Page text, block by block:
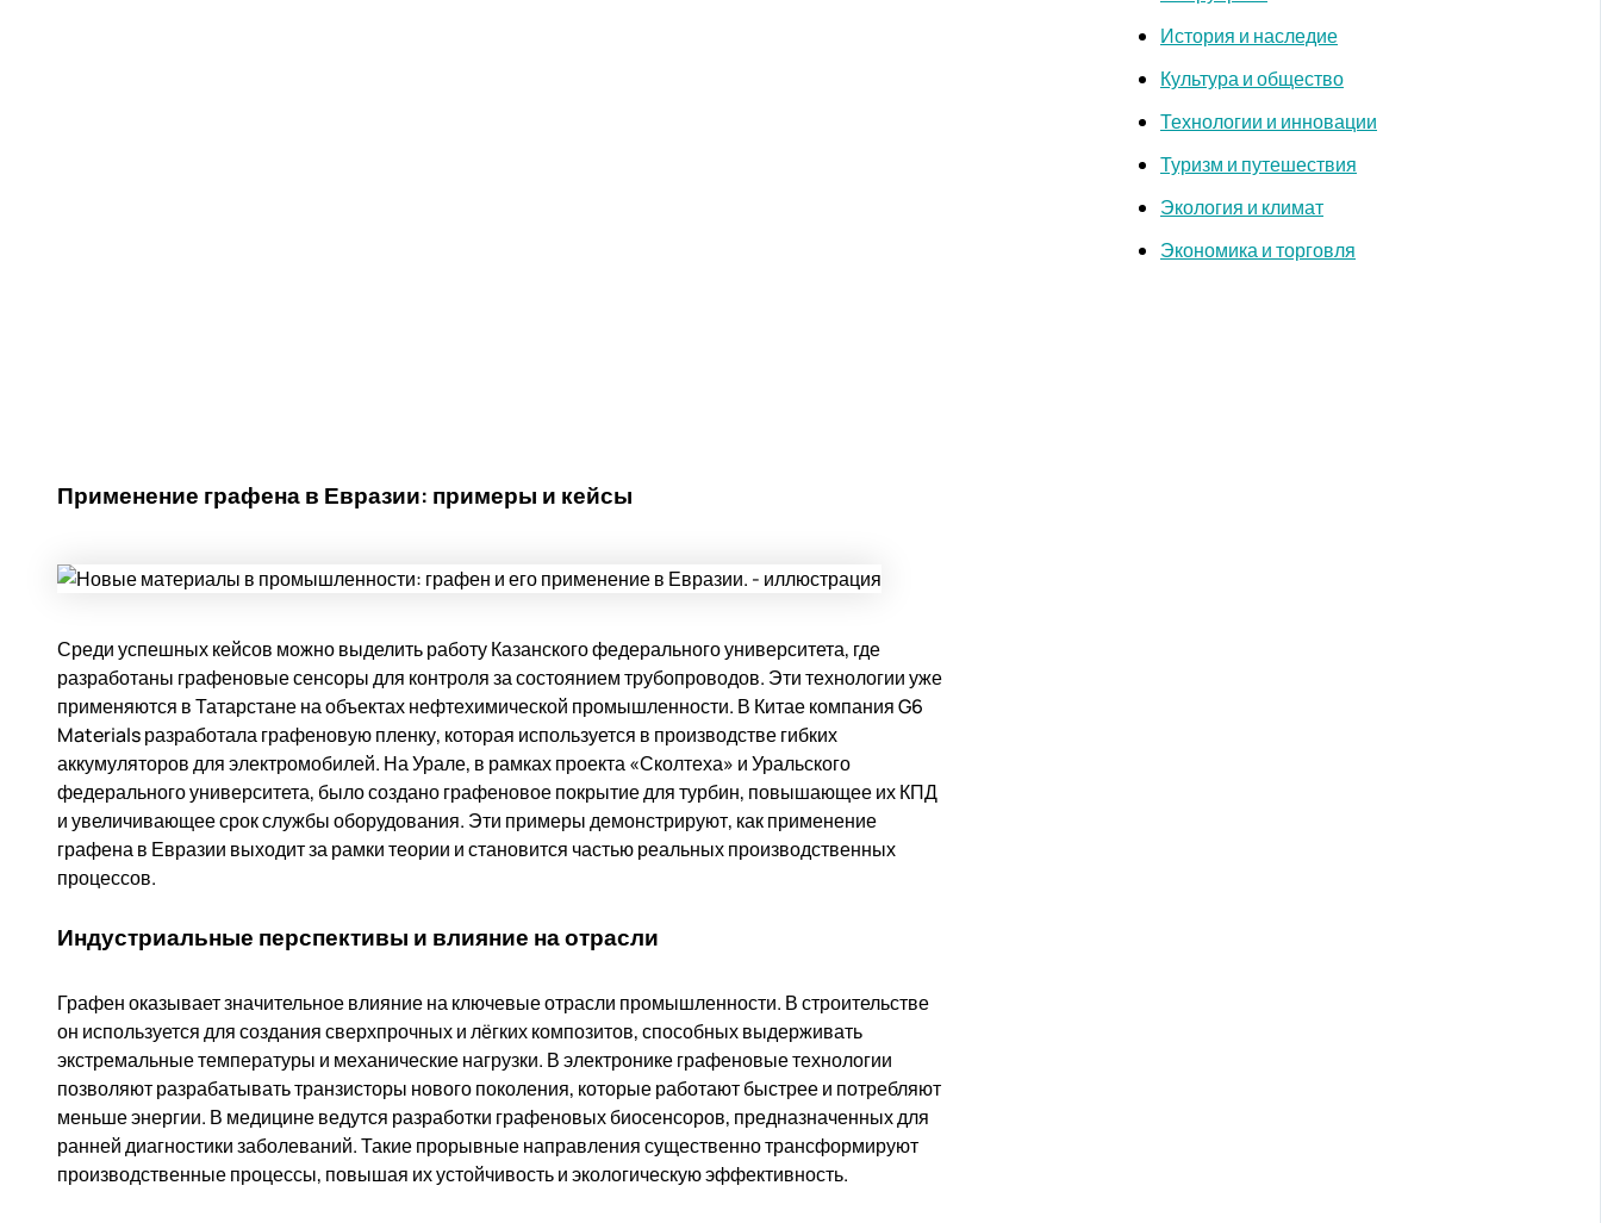
Применение графена в Евразии: примеры и кейсы
Среди успешных кейсов можно выделить работу Казанского федерального университета, где
разработаны графеновые сенсоры для контроля за состоянием трубопроводов. Эти технологии уже
применяются в Татарстане на объектах нефтехимической промышленности. В Китае компания G6
Materials разработала графеновую пленку, которая используется в производстве гибких
аккумуляторов для электромобилей. На Урале, в рамках проекта «Сколтеха» и Уральского
федерального университета, было создано графеновое покрытие для турбин, повышающее их КПД
и увеличивающее срок службы оборудования. Эти примеры демонстрируют, как применение
графена в Евразии выходит за рамки теории и становится частью реальных производственных
процессов.
Индустриальные перспективы и влияние на отрасли
Графен оказывает значительное влияние на ключевые отрасли промышленности. В строительстве
он используется для создания сверхпрочных и лёгких композитов, способных выдерживать
экстремальные температуры и механические нагрузки. В электронике графеновые технологии
позволяют разрабатывать транзисторы нового поколения, которые работают быстрее и потребляют
меньше энергии. В медицине ведутся разработки графеновых биосенсоров, предназначенных для
ранней диагностики заболеваний. Такие прорывные направления существенно трансформируют
производственные процессы, повышая их устойчивость и экологическую эффективность.
История и наследие
Культура и общество
Технологии и инновации
Туризм и путешествия
Экология и климат
Экономика и торговля